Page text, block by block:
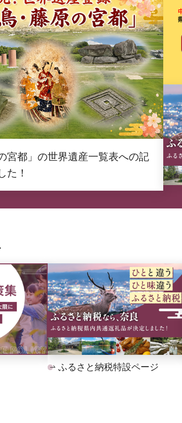
宮都」の世界遺産一覧表への記
た！
ふるさと納税特設ページ